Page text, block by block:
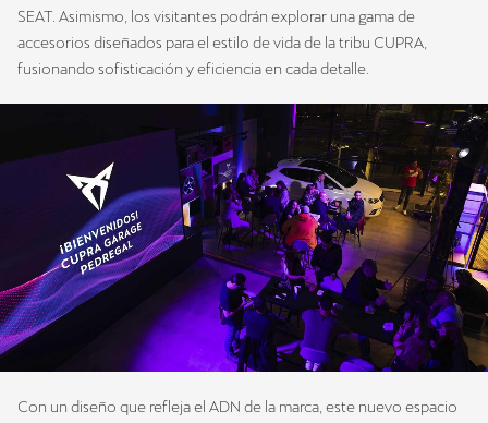
SEAT. Asimismo, los visitantes podrán explorar una gama de
accesorios diseñados para el estilo de vida de la tribu CUPRA,
fusionando sofisticación y eficiencia en cada detalle.
Con un diseño que refleja el ADN de la marca, este nuevo espacio